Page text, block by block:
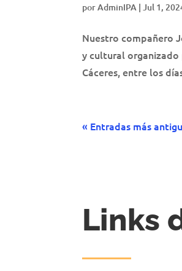
porAdminIPA |Jul 1,
Nuestro compañero
y cultural organizado
Cáceres, entre los
« Entradas más
Links